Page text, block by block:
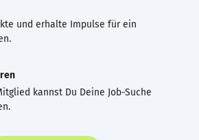
und erhalte Impulse für ein
kannst Du Deine Job-Suche